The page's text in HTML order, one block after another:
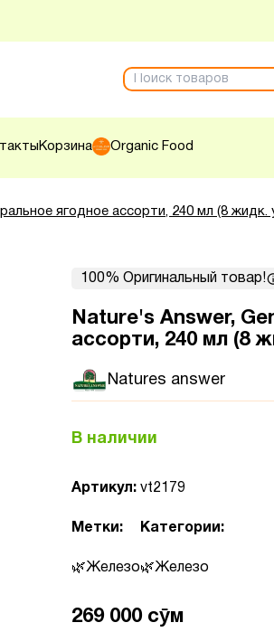
Корзина Organic Food
ягодное ассорти, 240 мл (8 жидк.
100% Оригинальный товар!
Nature's Answer,
ассорти, 240 мл (8
Natures answer
В наличии
Артикул: vt2179
Метки:
Железо
Категории:
Железо
269 000 сӯм